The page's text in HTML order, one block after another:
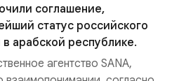
соглашение,
статус российского
арабской республике.
агентство SANA,